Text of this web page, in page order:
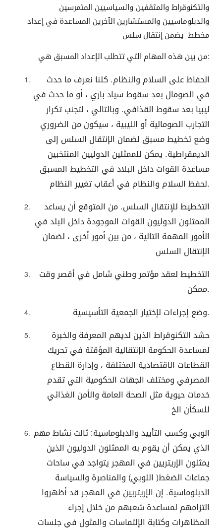
والتكنوقراط والمثقفين والسياسيين المتمرسين
والدبلوماسيين والمستشارين الآخرين المساعدة في إعداد
مخطط يضمن إنتقال سلس
من بين هذه المهام التي تتطلب الإعداد المسبق هي:
الحفاظ على السلام والنظام. كلنا نعرف ما حدث
في الصومال بعد سقوط سياد باري ، أو ما حدث في
ليبيا بعد سقوط القذافي. وبالتالي ، لتجنب تكرار
التجارب الصومالية أو الليبية ، سيكون من الضروري
وضع تخطيط مسبق لضمان الإنتقال السلس إلى
الديمقراطية. يمكن للممثلين الدوليين المنتخبين
مساعدة القوات داخل البلاد في التخطيط المسبق
لحفظ السلام والنظام في أعقاب تغيير النظام.
التخطيط للإنتقال السلس. من المتوقع أن يساعد
الممثلون الدوليون القوات الموجودة داخل البلد في
الأمور المهمة التالية ، من بين أمور أخرى ، لضمان
الإنتقال السلس
التخطيط لعقد مؤتمر وطني شامل في أقصر وقت
ممكن.
وضع إجراءات لإختيار الجمعية التأسيسية.
حشد التكنوقراط الذين لديهم المعرفة والخبرة
لمساعدة الحكومة الإنتقالية المؤقتة في تحريك
القطاعات الاقتصادية المختلفة ، وإدارة القطاع
المصرفي ومختلف الجهات الحكومية التي تقدم
خدمات حيوية مثل الصحة العامة والأمن الغذائي
للسكأن الخ
الوبي وكسب التأييد والدبلوماسية: ثالث نشاط مهم
الذي يمكن أن يقوم به الممثلون الدوليون الذين
يمثلون الإريتريين في المهجر يتواجد في ساحات
جماعات الضغط( اللوبي) والمناصرة والسياسة
الدبلوماسية. إن الإريتريين في المهجر قد أظهروا
التزامهم لمساعدة شعبهم من خلال إجراء
المظاهرات وكتابة الإلتماسات والمثول في جلسات